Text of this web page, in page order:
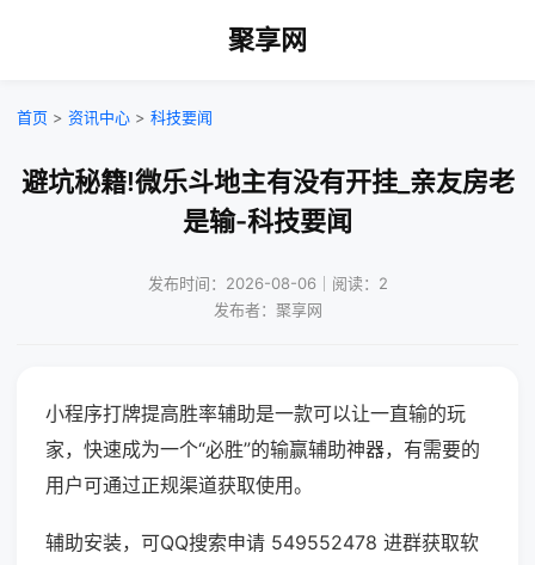
聚享网
首页 > 资讯中心 > 科技要闻
避坑秘籍!微乐斗地主有没有开挂_亲友房老
是输-科技要闻
发布时间：2026-08-06｜阅读：2
发布者：聚享网
小程序打牌提高胜率辅助是一款可以让一直输的玩
家，快速成为一个“必胜”的输赢辅助神器，有需要的
用户可通过正规渠道获取使用。
辅助安装，可QQ搜索申请 549552478 进群获取软